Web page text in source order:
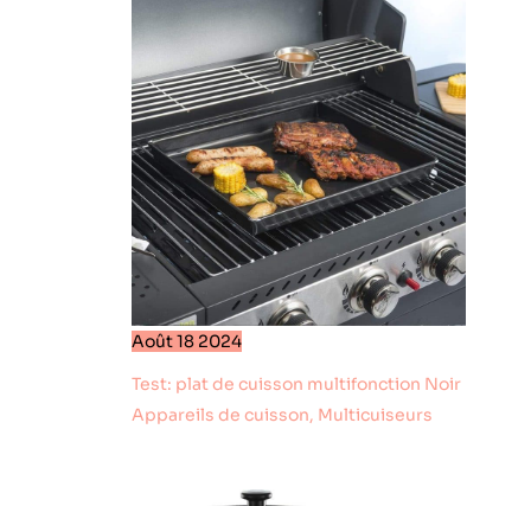
Août18 2024
Test: plat de cuisson multifonction Noir
Appareils de cuisson, Multicuiseurs